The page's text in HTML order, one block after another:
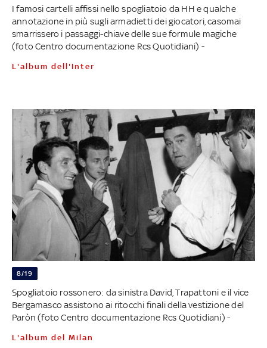
I famosi cartelli affissi nello spogliatoio da HH e qualche
annotazione in più sugli armadietti dei giocatori, casomai
smarrissero i passaggi-chiave delle sue formule magiche
(foto Centro documentazione Rcs Quotidiani) -
L'album dell'Inter
8/19
Spogliatoio rossonero: da sinistra David, Trapattoni e il vice
Bergamasco assistono ai ritocchi finali della vestizione del
Paròn (foto Centro documentazione Rcs Quotidiani) -
L'album del Milan